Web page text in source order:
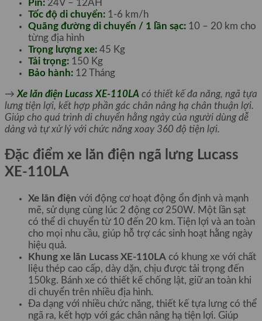
Pin: 24V – 12AH
Tốc độ di chuyển: 1-6 km/h
Quãng đường di chuyển / 1 lần sạc: 10 – 20 km cho
từng địa hình
Trọng lượng xe: 45 Kg
Tải trọng: 150 Kg
Bảo hành: 12 Tháng
→ Xe lăn điện Lucass XE-110LA có thiết kế đa năng, ngã tựa
lưng tiện lợi, kết hợp phần gác chân nâng hạ chân thuận lợi.
Giúp cho quá trình di chuyển hằng ngày của người dùng dễ
dàng và tự xử lý với chức năng xoay 360 độ tiện lợi.
Đặc điểm xe lăn điện ngã lưng Lucass
XE-110LA
Xe lăn điện với động cơ hoạt động ổn định và mạnh
mẽ, sử dụng cùng lúc 2 động cơ 250W. Một lần sạt
có thể di chuyển từ 10 đến 20 km. Tiện lợi và an toàn
cho mọi nhu cầu, giúp hỗ trợ các sinh hoạt hằng ngày
hiệu quả.
Khung xe lăn Lucass XE-110LA có khung xe với chất
liệu thép cao cấp, dày dặn, chịu được tải trọng đến
150kg. Bánh xe có thiết kế chống lật, giữ an toàn khi
di chuyển trên nhiều địa hình.
Đa dạng với nhiều chức năng, thiết kế tựa lưng có thể
ngã ra, kết hợp với gác chân nâng hạ tiện lợi. Giúp